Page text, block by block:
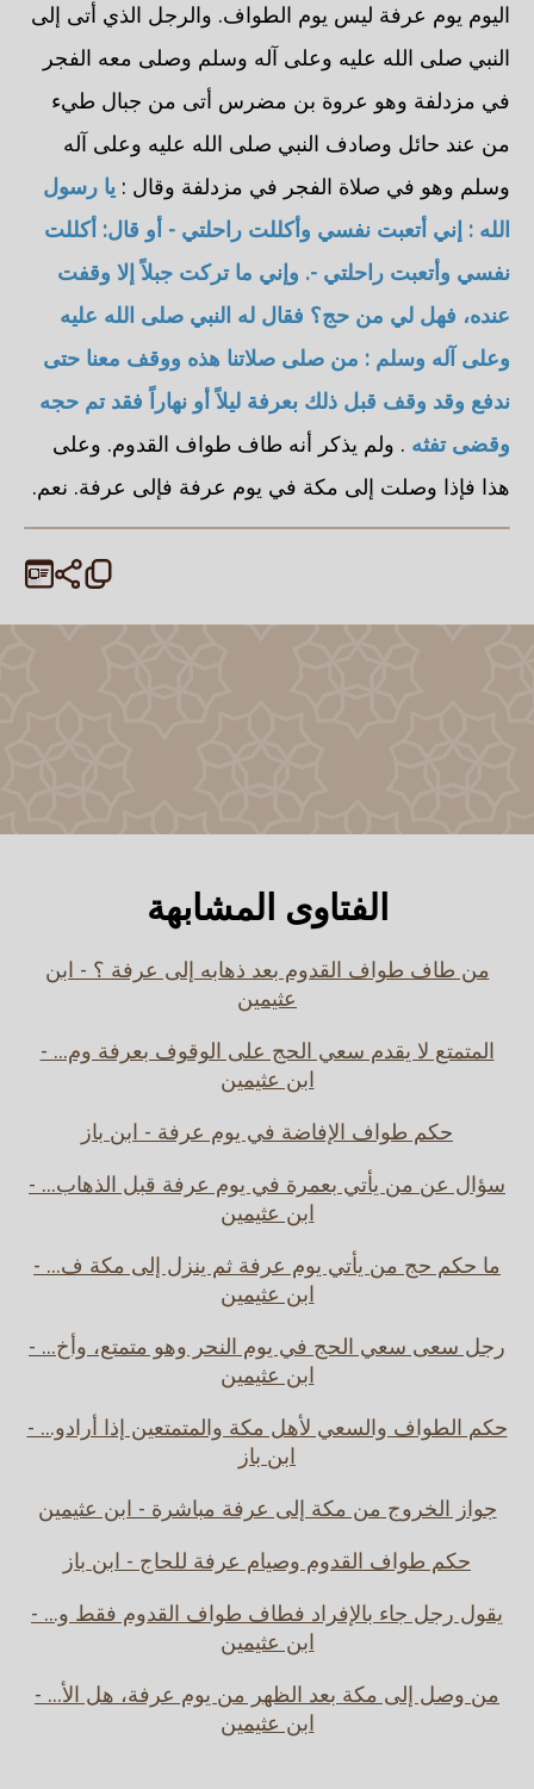
اليوم يوم عرفة ليس يوم الطواف. والرجل الذي أتى إلى
النبي صلى الله عليه وعلى آله وسلم وصلى معه الفجر
في مزدلفة وهو عروة بن مضرس أتى من جبال طيء
من عند حائل وصادف النبي صلى الله عليه وعلى آله
وسلم وهو في صلاة الفجر في مزدلفة وقال : يا رسول
الله : إني أتعبت نفسي وأكللت راحلتي - أو قال: أكللت
نفسي وأتعبت راحلتي -. وإني ما تركت جبلاً إلا وقفت
عنده، فهل لي من حج؟ فقال له النبي صلى الله عليه
وعلى آله وسلم : من صلى صلاتنا هذه ووقف معنا حتى
ندفع وقد وقف قبل ذلك بعرفة ليلاً أو نهاراً فقد تم حجه
وقضى تفثه . ولم يذكر أنه طاف طواف القدوم. وعلى
هذا فإذا وصلت إلى مكة في يوم عرفة فإلى عرفة. نعم.
الفتاوى المشابهة
من طاف طواف القدوم بعد ذهابه إلى عرفة ؟ - ابن
عثيمين
المتمتع لا يقدم سعي الحج على الوقوف بعرفة وم... -
ابن عثيمين
حكم طواف الإفاضة في يوم عرفة - ابن باز
سؤال عن من يأتي بعمرة في يوم عرفة قبل الذهاب... -
ابن عثيمين
ما حكم حج من يأتي يوم عرفة ثم ينزل إلى مكة ف... -
ابن عثيمين
رجل سعى سعي الحج في يوم النحر وهو متمتع، وأخ... -
ابن عثيمين
حكم الطواف والسعي لأهل مكة والمتمتعين إذا أرادو... -
ابن باز
جواز الخروج من مكة إلى عرفة مباشرة - ابن عثيمين
حكم طواف القدوم وصيام عرفة للحاج - ابن باز
يقول رجل جاء بالإفراد فطاف طواف القدوم فقط و... -
ابن عثيمين
من وصل إلى مكة بعد الظهر من يوم عرفة، هل الأ... -
ابن عثيمين